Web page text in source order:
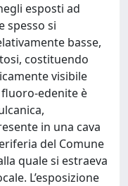
esposti ad
spesso si
basse,
costituendo
visibile
edenite è
in una cava
del Comune
quale si estraeva
L’esposizione